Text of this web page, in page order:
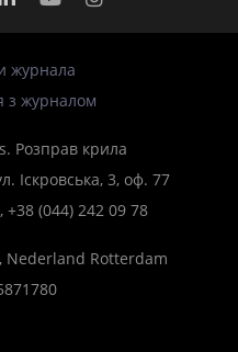
журнала
з журналом
Розправ крила
Іскровська, 3, оф. 77
, +38 (044) 242 09 78
Nederland Rotterdam